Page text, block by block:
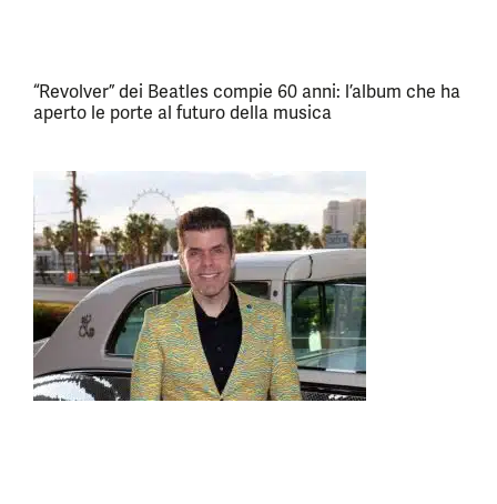
“Revolver” dei Beatles compie 60 anni: l’album che ha
aperto le porte al futuro della musica